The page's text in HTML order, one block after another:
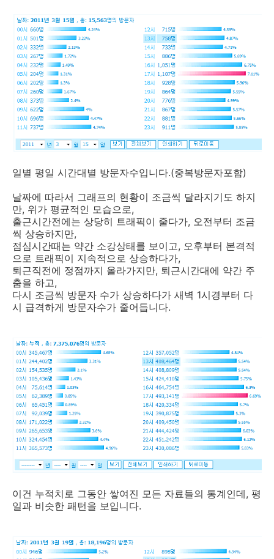
일별 평일 시간대별 방문자수입니다.(중복방문자포함)
날짜에 따라서 그래프의 현황이 조금씩 달라지기도 하지
만, 위가 평균적인 모습으로,
출근시간전에는 상당히 트래픽이 줄다가, 오전부터 조금
씩 상승하지만,
점심시간때는 약간 소강상태를 보이고, 오후부터 본격적
으로 트래픽이 지속적으로 상승하다가,
퇴근직전에 정점까지 올라가지만, 퇴근시간대에 약간 주
춤을 하고,
다시 조금씩 방문자 수가 상승하다가 새벽 1시경부터 다
시 급격하게 방문자수가 줄어듭니다.
이건 누적치로 그동안 쌓여진 모든 자료들의 통계인데, 평
일과 비슷한 패턴을 보입니다.